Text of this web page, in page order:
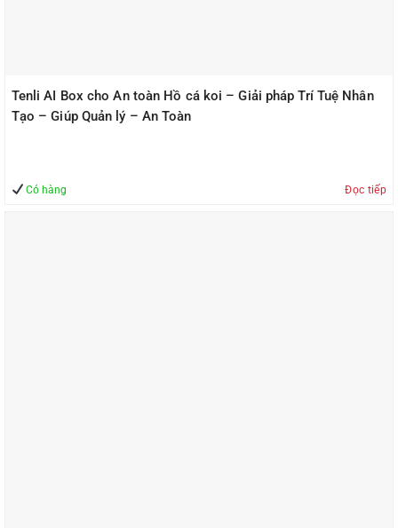
Tenli AI Box cho An toàn Hồ cá koi – Giải pháp Trí Tuệ Nhân
Tạo – Giúp Quản lý – An Toàn
Có hàng Đọc tiếp